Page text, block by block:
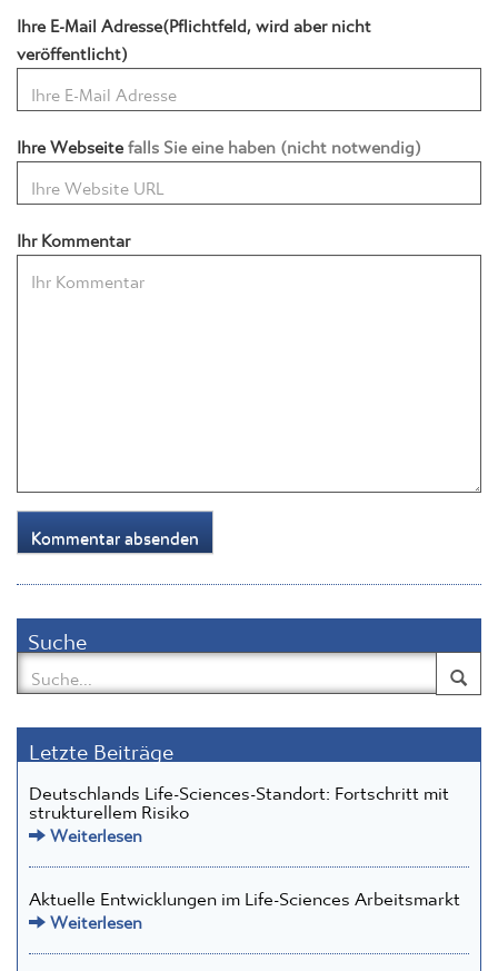
Ihre E-Mail Adresse(Pflichtfeld, wird aber nicht
veröffentlicht)
Ihre Webseitefalls Sie eine haben (nicht notwendig)
Ihr Kommentar
Suche
Letzte Beiträge
Deutschlands Life-Sciences-Standort: Fortschritt mit
strukturellem Risiko
Weiterlesen
Aktuelle Entwicklungen im Life-Sciences Arbeitsmarkt
Weiterlesen